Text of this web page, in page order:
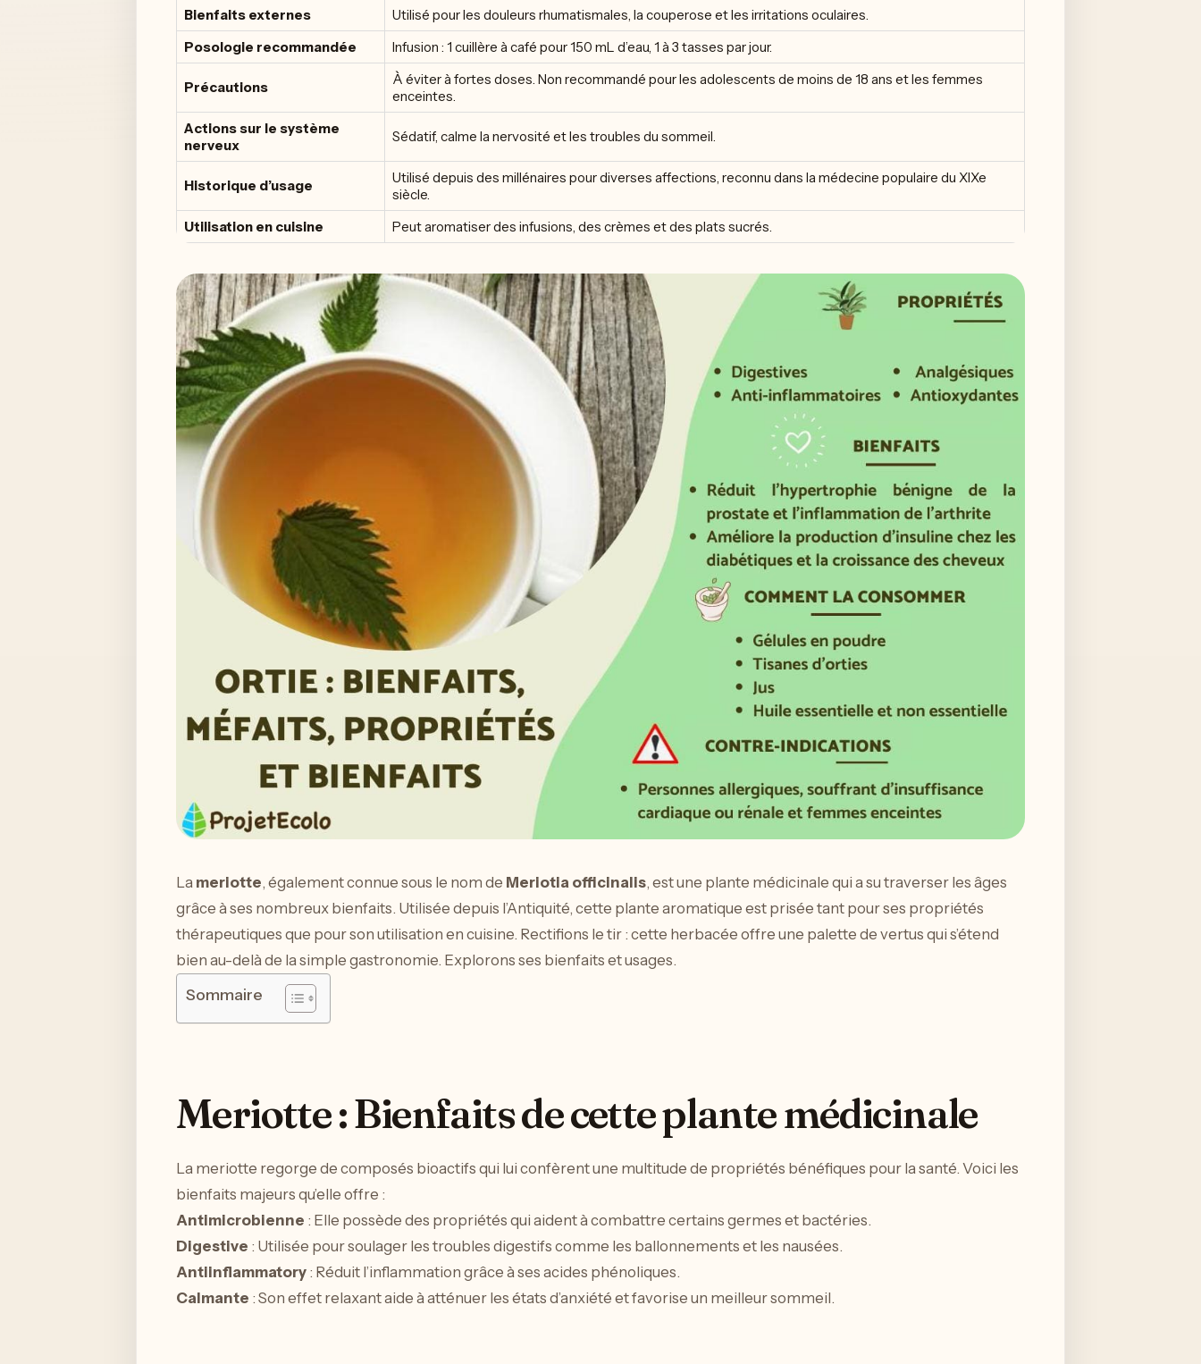
Bienfaits externes
Utilisé pour les douleurs rhumatismales, la couperose et les irritations oculaires.
Posologie recommandée
Infusion : 1 cuillère à café pour 150 mL d’eau, 1 à 3 tasses par jour.
Précautions
À éviter à fortes doses. Non recommandé pour les adolescents de moins de 18 ans et les femmes
enceintes.
Actions sur le système
nerveux
Sédatif, calme la nervosité et les troubles du sommeil.
Historique d’usage
Utilisé depuis des millénaires pour diverses affections, reconnu dans la médecine populaire du XIXe
siècle.
Utilisation en cuisine
Peut aromatiser des infusions, des crèmes et des plats sucrés.
La meriotte, également connue sous le nom de Meriotia officinalis, est une plante médicinale qui a su traverser les âges
grâce à ses nombreux bienfaits. Utilisée depuis l’Antiquité, cette plante aromatique est prisée tant pour ses propriétés
thérapeutiques que pour son utilisation en cuisine. Rectifions le tir : cette herbacée offre une palette de vertus qui s’étend
bien au-delà de la simple gastronomie. Explorons ses bienfaits et usages.
Sommaire
Meriotte : Bienfaits de cette plante médicinale
La meriotte regorge de composés bioactifs qui lui confèrent une multitude de propriétés bénéfiques pour la santé. Voici les
bienfaits majeurs qu’elle offre :
Antimicrobienne : Elle possède des propriétés qui aident à combattre certains germes et bactéries.
Digestive : Utilisée pour soulager les troubles digestifs comme les ballonnements et les nausées.
Antiinflammatory : Réduit l’inflammation grâce à ses acides phénoliques.
Calmante : Son effet relaxant aide à atténuer les états d’anxiété et favorise un meilleur sommeil.